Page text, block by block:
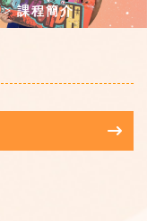
課程簡介